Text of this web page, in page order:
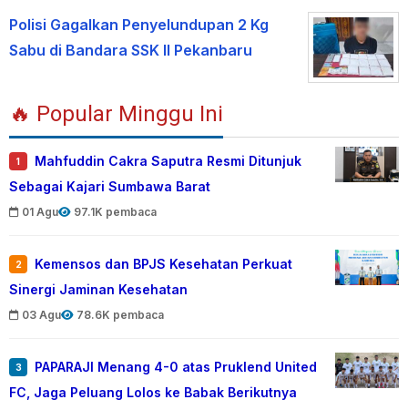
Polisi Gagalkan Penyelundupan 2 Kg
Sabu di Bandara SSK II Pekanbaru
🔥 Popular Minggu Ini
1
Mahfuddin Cakra Saputra Resmi Ditunjuk
Sebagai Kajari Sumbawa Barat
01 Agu 97.1K pembaca
2
Kemensos dan BPJS Kesehatan Perkuat
Sinergi Jaminan Kesehatan
03 Agu 78.6K pembaca
3
PAPARAJI Menang 4-0 atas Pruklend United
FC, Jaga Peluang Lolos ke Babak Berikutnya